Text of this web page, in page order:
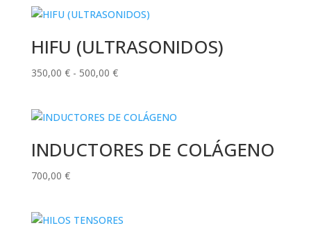
HIFU (ULTRASONIDOS)
350,00 € - 500,00 €Rango
desde
hasta
INDUCTORES DE COLÁGENO
700,00 €